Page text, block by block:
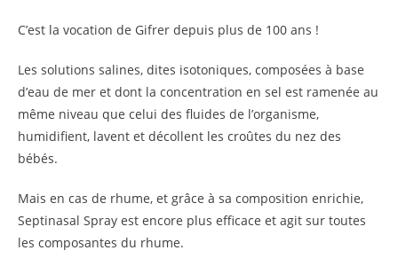
C’est la vocation de Gifrer depuis plus de 100 ans !
Les solutions salines, dites isotoniques, composées à base
d’eau de mer et dont la concentration en sel est ramenée au
même niveau que celui des fluides de l’organisme,
humidifient, lavent et décollent les croûtes du nez des
bébés.
Mais en cas de rhume, et grâce à sa composition enrichie,
Septinasal Spray est encore plus efficace et agit sur toutes
les composantes du rhume.